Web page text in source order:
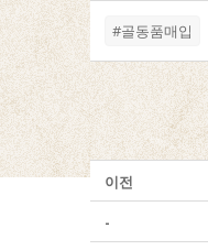
#골동품매입
이전
-